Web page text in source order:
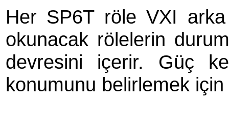
Her SP6T röle VXI
okunacak rölelerin
devresini içerir. Güç
konumunu belirlemek için